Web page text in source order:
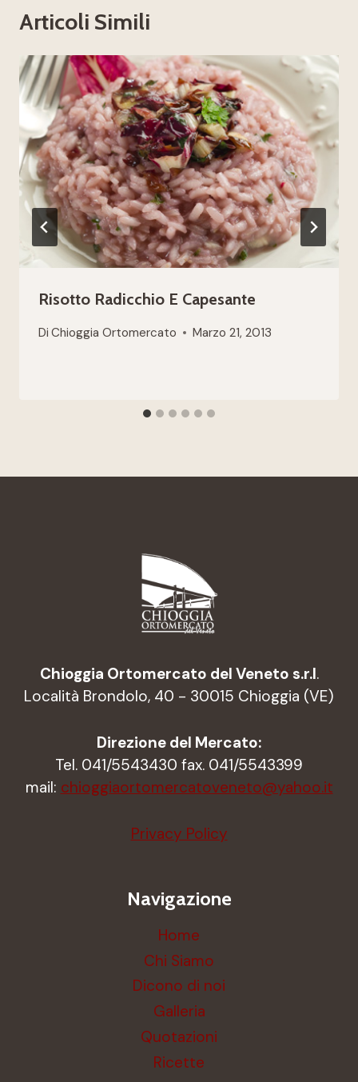
Articoli Simili
Risotto Radicchio E Capesante
Di Chioggia Ortomercato Marzo 21, 2013
Chioggia Ortomercato del Veneto s.r.l.
Località Brondolo, 40 - 30015 Chioggia (VE)
Direzione del Mercato:
Tel. 041/5543430 fax. 041/5543399
mail: chioggiaortomercatoveneto@yahoo.it
Privacy Policy
Navigazione
Home
Chi Siamo
Dicono di noi
Galleria
Quotazioni
Ricette